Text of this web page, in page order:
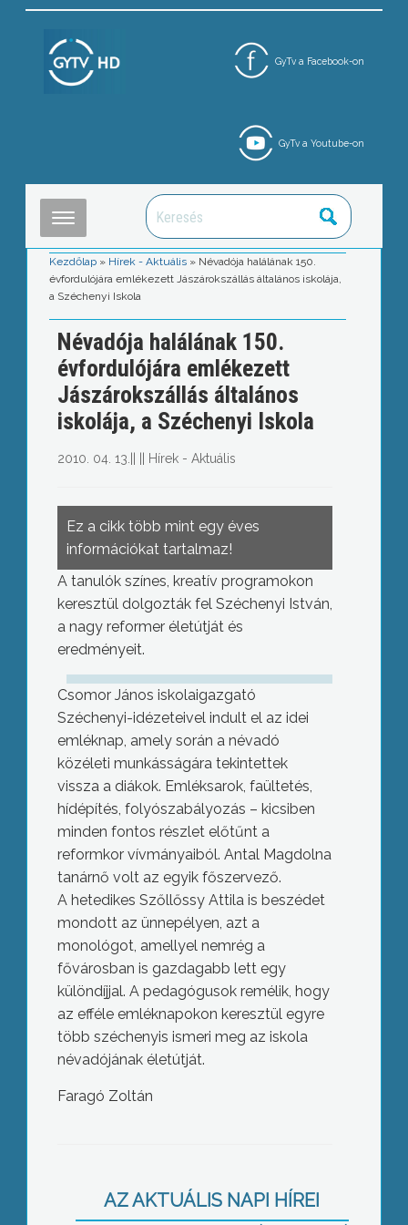
GyTv a Facebook-on
GyTv a Youtube-on
Kezdőlap » Hírek - Aktuális » Névadója halálának 150.
évfordulójára emlékezett Jászárokszállás általános iskolája,
a Széchenyi Iskola
Névadója halálának 150.
évfordulójára emlékezett
Jászárokszállás általános
iskolája, a Széchenyi Iskola
2010. 04. 13. Hírek - Aktuális
Ez a cikk több mint egy éves
információkat tartalmaz!
A tanulók színes, kreatív programokon
keresztül dolgozták fel Széchenyi István,
a nagy reformer életútját és
eredményeit.
Csomor János iskolaigazgató
Széchenyi-idézeteivel indult el az idei
emléknap, amely során a névadó
közéleti munkásságára tekintettek
vissza a diákok. Emléksarok, faültetés,
hídépítés, folyószabályozás – kicsiben
minden fontos részlet előtűnt a
reformkor vívmányaiból. Antal Magdolna
tanárnő volt az egyik főszervező.
A hetedikes Szőllőssy Attila is beszédet
mondott az ünnepélyen, azt a
monológot, amellyel nemrég a
fővárosban is gazdagabb lett egy
különdíjjal. A pedagógusok remélik, hogy
az efféle emléknapokon keresztül egyre
több széchenyis ismeri meg az iskola
névadójának életútját.
Faragó Zoltán
AZ AKTUÁLIS NAPI HÍREI
mandátum sorsa